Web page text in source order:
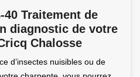
40 Traitement de
diagnostic de votre
Chalosse
d’insectes nuisibles ou de